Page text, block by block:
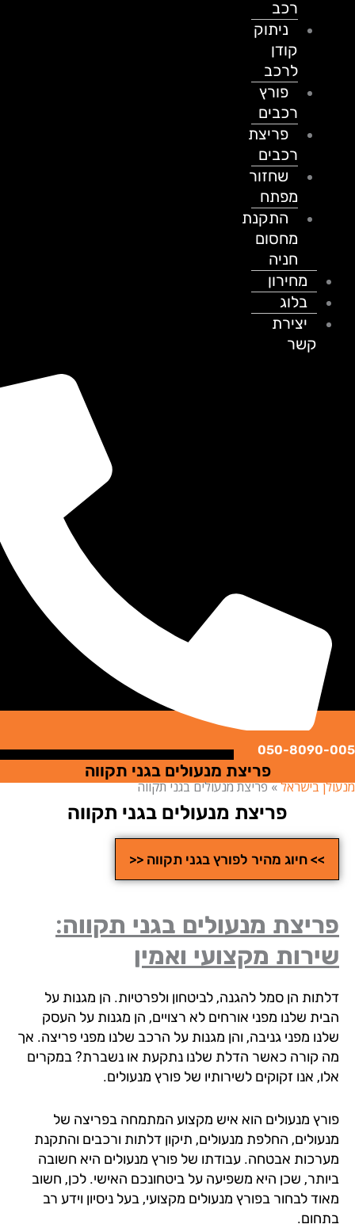
ניתוק
לרכב
פורץ
רכבים
פריצת
רכבים
שחזור
מפתח
התקנת
מחסום
חניה
מחירון
בלוג
יצירת
קשר
050-
פריצת מנעולים בגני תקווה
בישראל»פריצת מנעולים בגני תקווה
פריצת מנעולים בגני תקווה
>> חיוג מהיר לפורץ בגני תקווה <<
מנעולים בגני תקווה:
מקצועי ואמין
הן סמל להגנה, לביטחון ולפרטיות. הן מגנות על
שלנו מפני אורחים לא רצויים, הן מגנות על העסק
מפני גניבה, והן מגנות על הרכב שלנו מפני פריצה. אך
קורה כאשר הדלת שלנו נתקעת או נשברת? במקרים
אנו זקוקים לשירותיו של פורץ מנעולים.
מנעולים הוא איש מקצוע המתמחה בפריצה של
החלפת מנעולים, תיקון דלתות ורכבים והתקנת
אבטחה. עבודתו של פורץ מנעולים היא חשובה
שכן היא משפיעה על ביטחונכם האישי. לכן, חשוב
לבחור בפורץ מנעולים מקצועי, בעל ניסיון וידע רב